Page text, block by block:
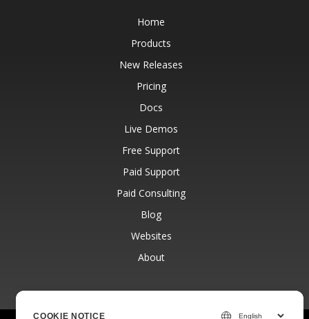
Home
Products
New Releases
Pricing
Docs
Live Demos
Free Support
Paid Support
Paid Consulting
Blog
Websites
About
COOKIE NOTICE